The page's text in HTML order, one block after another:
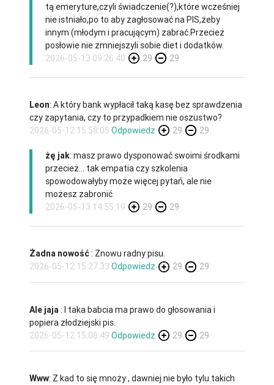
tą emeryture,czyli świadczenie(?),które wcześniej
nie istniało,po to aby zagłosować na PIS,żeby
innym (młodym i pracującym) zabrać.Przecież
posłowie nie zmniejszyli sobie diet i dodatków.
2026-05-13 09:26:40
29 29
Leon: A który bank wypłacił taką kasę bez sprawdzenia
czy zapytania, czy to przypadkiem nie oszustwo?
2026-05-12 15:58:05 Odpowiedz 29 29
żę jak: masz prawo dysponować swoimi środkami
przecież... tak empatia czy szkolenia
spowodowałyby może więcej pytań, ale nie
możesz zabronić
2026-05-13 14:55:19
29 29
Żadna nowość: Znowu radny pisu.
2026-05-12 15:27:33 Odpowiedz 29 29
Ale jaja: I taka babcia ma prawo do głosowania i
popiera złodziejski pis.
2026-05-12 15:06:49 Odpowiedz 29 29
Www: Z kad to się mnoży , dawniej nie było tylu takich